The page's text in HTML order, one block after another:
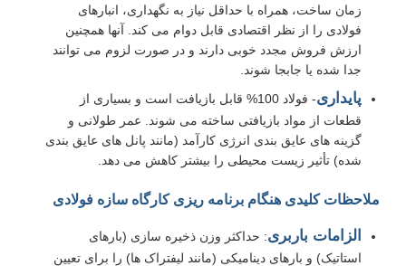
آخور اسب
گاراژ فولادی
زمان ساخت، همراه با حداقل نیاز به نگهداری، انبارهای
فولادی را از نظر اقتصادی قابل دوام می کند. آنها همچنین
ارزش فروش مجدد خوبی دارند و در صورت لزوم می توانند
جدا شده یا جابجا شوند.
پایداری
- فولاد 100% قابل بازیافت است و بسیاری از
قطعات از مواد بازیافتی ساخته می شوند. عمر طولانی و
گزینه های عایق بندی انرژی کارآمد (مانند پانل های عایق بندی
شده) تأثیر زیست محیطی را بیشتر کاهش می دهد.
ملاحظات کلیدی هنگام برنامه ریزی کارگاه سازه فولادی
الزامات باربری: حداکثر وزن ذخیره سازی (بارهای
استاتیک) و بارهای دینامیکی (مانند لیفتراک ها) را برای تعیین